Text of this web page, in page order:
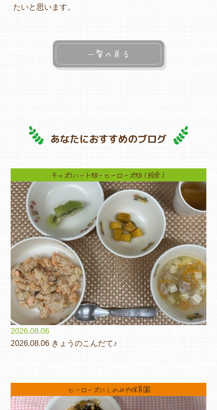
たいと思います。
一覧へ戻る
あなたにおすすめのブログ
キッズ1ハート旭・ヒーローズ旭（給食）
2026.08.06
2026.08.06 きょうのこんだて♪
ヒーローズにしのみや保育園